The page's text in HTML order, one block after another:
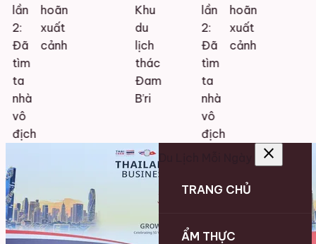
lần
2:
Đã
tìm
ta
nhà
vô
địch
hoãn
xuất
cảnh
Khu
du
lịch
thác
Đam
B’ri
lần
2:
Đã
tìm
ta
nhà
vô
địch
hoãn
xuất
cảnh
close
TRANG CHỦ
ẨM THỰC